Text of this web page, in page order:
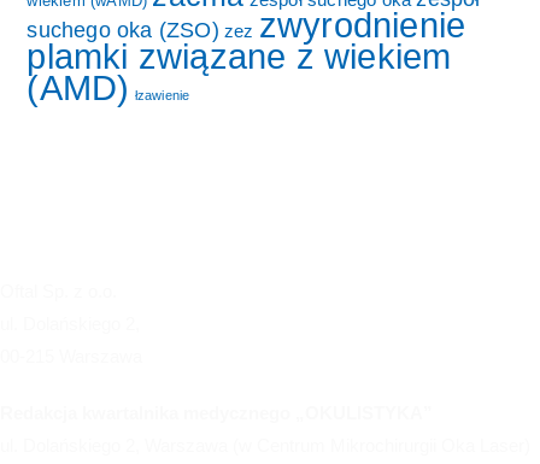
suchego oka (ZSO) zez zwyrodnienie
plamki związane z wiekiem
(AMD) łzawienie